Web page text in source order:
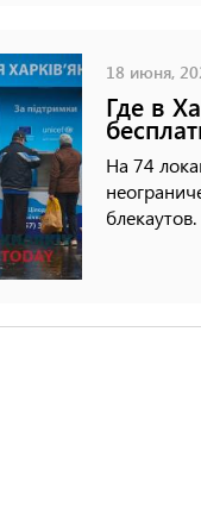
18 июня,
Где в
На 74
блекаутов.